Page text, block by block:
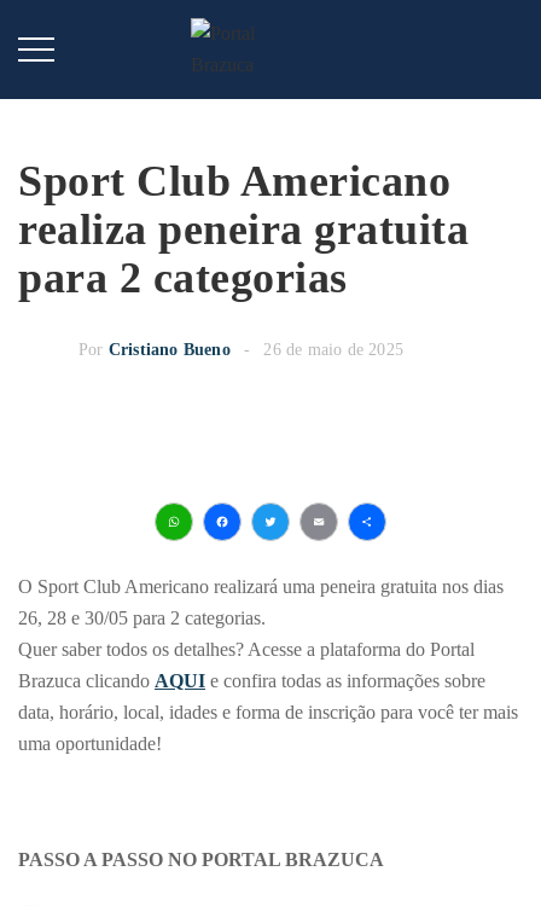
Sport Club Americano
realiza peneira gratuita
para 2 categorias
Por Cristiano Bueno 26 de maio de 2025
O Sport Club Americano realizará uma peneira gratuita nos dias
26, 28 e 30/05 para 2 categorias.
Quer saber todos os detalhes? Acesse a plataforma do Portal
Brazuca clicando AQUI e confira todas as informações sobre
data, horário, local, idades e forma de inscrição para você ter mais
uma oportunidade!
PASSO A PASSO NO PORTAL BRAZUCA